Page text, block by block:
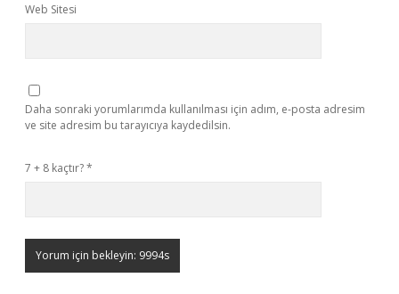
Web Sitesi
Daha sonraki yorumlarımda kullanılması için adım, e-posta adresim
ve site adresim bu tarayıcıya kaydedilsin.
7 + 8 kaçtır?*